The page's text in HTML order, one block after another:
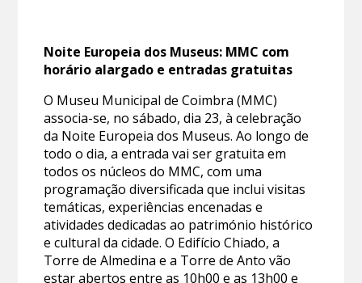
Noite Europeia dos Museus: MMC com
horário alargado e entradas gratuitas
O Museu Municipal de Coimbra (MMC)
associa-se, no sábado, dia 23, à celebração
da Noite Europeia dos Museus. Ao longo de
todo o dia, a entrada vai ser gratuita em
todos os núcleos do MMC, com uma
programação diversificada que inclui visitas
temáticas, experiências encenadas e
atividades dedicadas ao património histórico
e cultural da cidade. O Edifício Chiado, a
Torre de Almedina e a Torre de Anto vão
estar abertos entre as 10h00 e as 13h00 e